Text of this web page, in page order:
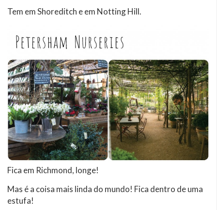
Tem em Shoreditch e em Notting Hill.
Fica em Richmond, longe!
Mas é a coisa mais linda do mundo! Fica dentro de uma
estufa!